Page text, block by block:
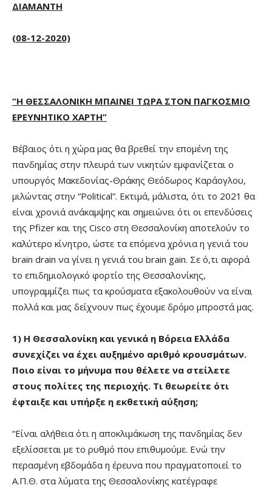
ΔΙΑΜΑΝΤΗ
(08-12-2020)
“Η ΘΕΣΣΑΛΟΝΙΚΗ ΜΠΑΙΝΕΙ ΤΩΡΑ ΣΤΟΝ ΠΑΓΚΟΣΜΙΟ
ΕΡΕΥΝΗΤΙΚΟ ΧΑΡΤΗ”
Βέβαιος ότι η χώρα μας θα βρεθεί την επομένη της
πανδημίας στην πλευρά των νικητών εμφανίζεται ο
υπουργός Μακεδονίας-Θράκης Θεόδωρος Καράογλου,
μιλώντας στην “Political”. Εκτιμά, μάλιστα, ότι το 2021 θα
είναι χρονιά ανάκαμψης και σημειώνει ότι οι επενδύσεις
της Pfizer και της Cisco στη Θεσσαλονίκη αποτελούν το
καλύτερο κίνητρο, ώστε τα επόμενα χρόνια η γενιά του
brain drain να γίνει η γενιά του brain gain. Σε ό,τι αφορά
το επιδημιολογικό φορτίο της Θεσσαλονίκης,
υπογραμμίζει πως τα κρούσματα εξακολουθούν να είναι
πολλά και μας δείχνουν πως έχουμε δρόμο μπροστά μας.
1) Η Θεσσαλονίκη και γενικά η Βόρεια Ελλάδα
συνεχίζει να έχει αυξημένο αριθμό κρουσμάτων.
Ποιο είναι το μήνυμα που θέλετε να στείλετε
στους πολίτες της περιοχής. Τι θεωρείτε ότι
έφταιξε και υπήρξε η εκθετική αύξηση;
“Είναι αλήθεια ότι η αποκλιμάκωση της πανδημίας δεν
εξελίσσεται με το ρυθμό που επιθυμούμε. Ενώ την
περασμένη εβδομάδα η έρευνα που πραγματοποιεί το
Α.Π.Θ. στα λύματα της Θεσσαλονίκης κατέγραφε